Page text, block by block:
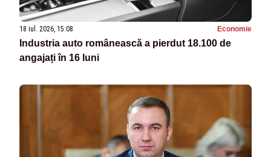
18 iul. 2026, 15:08 Economie
Industria auto românească a pierdut 18.100 de
angajați în 16 luni